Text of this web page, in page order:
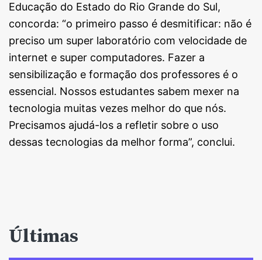
Educação do Estado do Rio Grande do Sul,
concorda: “o primeiro passo é desmitificar: não é
preciso um super laboratório com velocidade de
internet e super computadores. Fazer a
sensibilização e formação dos professores é o
essencial. Nossos estudantes sabem mexer na
tecnologia muitas vezes melhor do que nós.
Precisamos ajudá-los a refletir sobre o uso
dessas tecnologias da melhor forma”, conclui.
Últimas